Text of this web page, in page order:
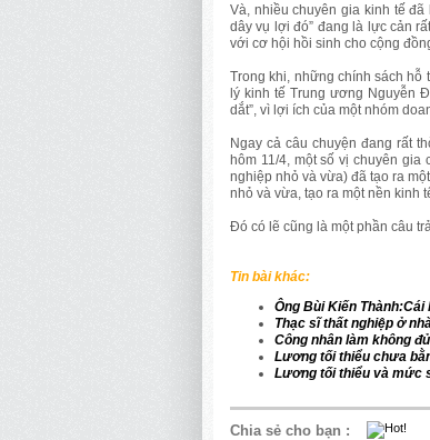
Và, nhiều chuyên gia kinh tế
dây vụ lợi đó” đang là lực cản
với cơ hội hồi sinh cho cộng
Trong khi, những chính sách hỗ
lý kinh tế Trung ương Nguyễn
dắt”, vì lợi ích của một nhóm
Ngay cả câu chuyện đang rất
hôm 11/4, một số vị chuyên
nghiệp nhỏ và vừa) đã tạo ra
nhỏ và vừa, tạo ra một nền kinh
Đó có lẽ cũng là một phần câu
Tin bài khác:
Ông Bùi Kiến
Thạc sĩ thất nghiệp ở
Công nhân làm không
Lương tối thiểu chưa
Lương tối thiểu và mức
Chia sẻ cho bạn :